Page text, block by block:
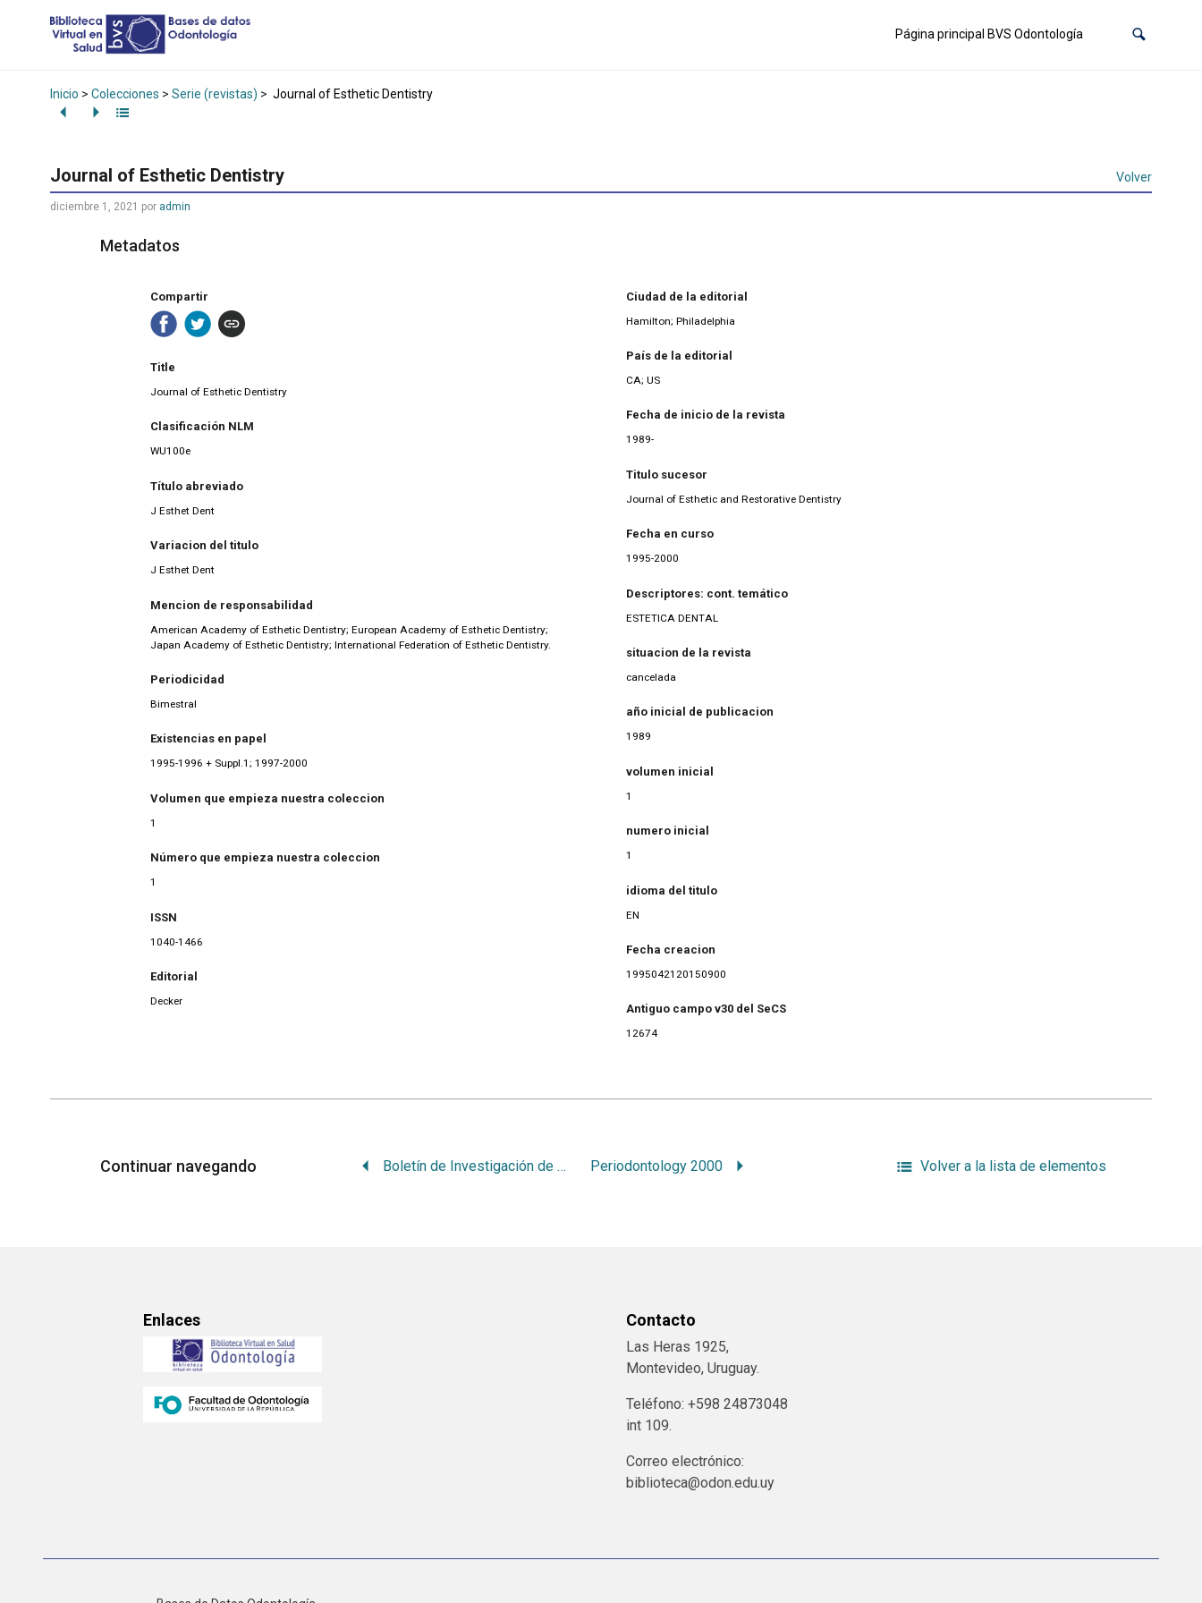
Página principal BVS Odontología
Inicio > Colecciones > Serie (revistas) > Journal of Esthetic Dentistry
Journal of Esthetic Dentistry Volver
diciembre 1, 2021 por admin
Metadatos
Compartir
Title
Journal of Esthetic Dentistry
Clasificación NLM
WU100e
Título abreviado
J Esthet Dent
Variacion del titulo
J Esthet Dent
Mencion de responsabilidad
American Academy of Esthetic Dentistry; European Academy of Esthetic Dentistry;
Japan Academy of Esthetic Dentistry; International Federation of Esthetic Dentistry.
Periodicidad
Bimestral
Existencias en papel
1995-1996 + Suppl.1; 1997-2000
Volumen que empieza nuestra coleccion
1
Número que empieza nuestra coleccion
1
ISSN
1040-1466
Editorial
Decker
Ciudad de la editorial
Hamilton; Philadelphia
País de la editorial
CA; US
Fecha de inicio de la revista
1989-
Titulo sucesor
Journal of Esthetic and Restorative Dentistry
Fecha en curso
1995-2000
Descriptores: cont. temático
ESTETICA DENTAL
situacion de la revista
cancelada
año inicial de publicacion
1989
volumen inicial
1
numero inicial
1
idioma del titulo
EN
Fecha creacion
1995042120150900
Antiguo campo v30 del SeCS
12674
Continuar navegando Boletín de Investigación de Servicios de Salud Periodontology 2000 Volver a la lista de elementos
Enlaces Contacto
Las Heras 1925,
Montevideo, Uruguay.
Teléfono: +598 24873048
int 109.
Correo electrónico:
biblioteca@odon.edu.uy